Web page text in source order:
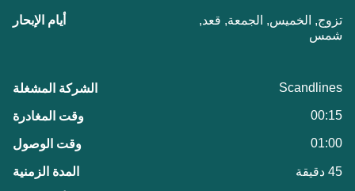
تزوج, الخميس, الجمعة, قعد,
شمس
Scandlines
00:15
01:00
45 دقيقة